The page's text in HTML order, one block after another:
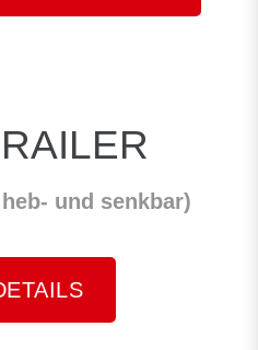
und senkbar)